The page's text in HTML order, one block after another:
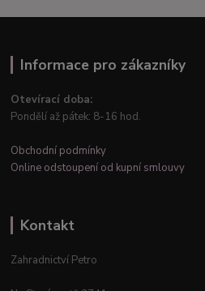
Informace pro zákazníky
Otevírací doba:
Pondělí až pátek: 8-16 hod.
Obchodní podmínky
Online odstoupení od kupní smlouvy
Kontakt
Zahradnictví Petro